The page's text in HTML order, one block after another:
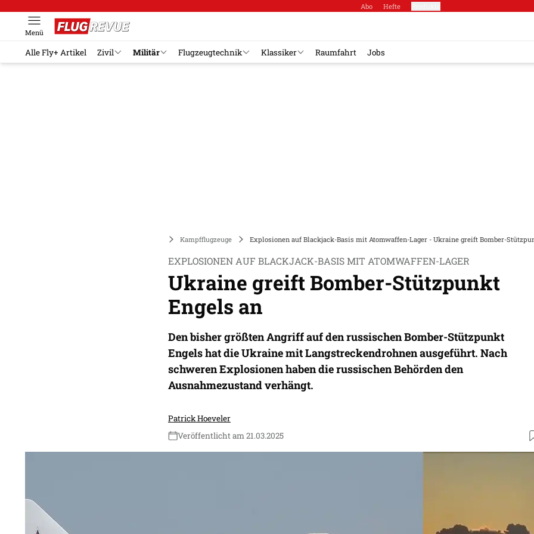
Abo Hefte
Menü
Alle Fly+ Artikel Zivil Militär Flugzeugtechnik Klassiker Raumfahrt Jobs
Kampfflugzeuge Explosionen auf Blackjack-Basis mit Atomwaffen-Lager - Ukraine greift Bomber-
EXPLOSIONEN AUF BLACKJACK-BASIS MIT ATOMWAFFEN-LAGER
Ukraine greift Bomber-Stützpunkt
Engels an
Den bisher größten Angriff auf den russischen Bomber-Stützpunkt
Engels hat die Ukraine mit Langstreckendrohnen ausgeführt. Nach
schweren Explosionen haben die russischen Behörden den
Ausnahmezustand verhängt.
Patrick Hoeveler
Veröffentlicht am 21.03.2025